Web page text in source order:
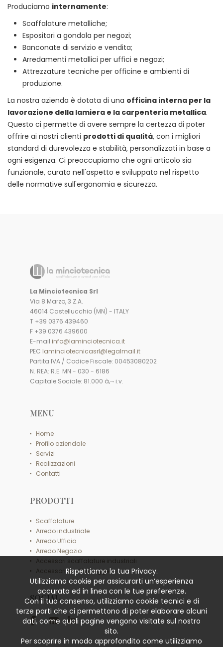
Produciamo internamente:
Scaffalature metalliche;
Espositori a gondola per negozi;
Banconate di servizio e vendita;
Arredamenti metallici per uffici e negozi;
Attrezzature tecniche per officine e ambienti di
produzione.
La nostra azienda è dotata di una officina interna per la
lavorazione della lamiera e la carpenteria metallica.
Questo ci permette di avere sempre la certezza di poter
offrire ai nostri clienti prodotti di qualità, con i migliori
standard di durevolezza e stabilità, personalizzati in base a
ogni esigenza. Ci preoccupiamo che ogni articolo sia
funzionale, curato nell'aspetto e sviluppato nel rispetto
delle normative sull'ergonomia e sicurezza.
La Minciotecnica Srl
Via 8 Marzo, 3 Z.A.
46014 Castellucchio (MN) - ITALY
T +39 0376 439460
F +39 0376 439600
E-mail info@laminciotecnica.it
PEC laminciotecnicasrl@legalmail.it
Partita IVA / Codice Fiscale: 00453080202
N. REA: R.E. MN - 030 - 6186
Capitale Sociale: 81.000 â‚¬ i.v.
MENU
Home
Profilo aziendale
Servizi
Realizzazioni
Contatti
PRODOTTI
Scaffalature
Arredo industriale
Arredo Ufficio
Arredo Negozio
Accessori scaffalature industriali
Accessori scaffali leggeri
SOCIAL
Rispettiamo la tua Privacy.
Utilizziamo cookie per assicurarti un’esperienza
accurata ed in linea con le tue preferenze.
Con il tuo consenso, utilizziamo cookie tecnici e di
terze parti che ci permettono di poter elaborare alcuni
dati, come quali pagine vengono visitate sul nostro
sito.
Per scoprire in modo approfondito come utilizziamo